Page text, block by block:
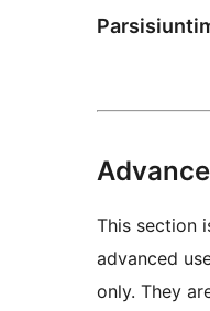
This section
advanced
only. They